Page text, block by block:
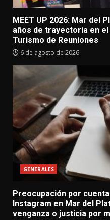
MEET UP 2026: Mar del
años de trayectoria en
Turismo de Reuniones
6 de agosto de 2026
GENERALES
Preocupación por
Instagram en Mar del
venganza o justicia por